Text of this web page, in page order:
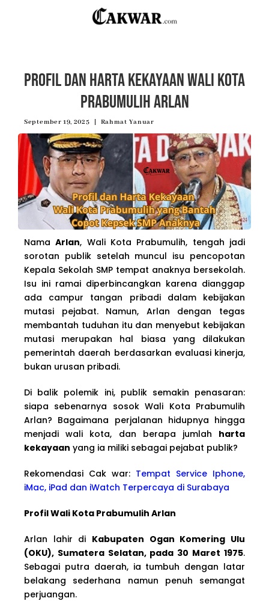
Profil dan Harta Kekayaan Wali Kota
Prabumulih Arlan
September 19, 2025 Rahmat Yanuar
NamaArlan, Wali Kota Prabumulih, tengah jadi
sorotan publik setelah muncul isu pencopotan
Kepala Sekolah SMP tempat anaknya bersekolah.
Isu ini ramai diperbincangkan karena dianggap
ada campur tangan pribadi dalam kebijakan
mutasi pejabat. Namun, Arlan dengan tegas
membantah tuduhan itu dan menyebut kebijakan
mutasi merupakan hal biasa yang dilakukan
pemerintah daerah berdasarkan evaluasi kinerja,
bukan urusan pribadi.
Di balik polemik ini, publik semakin penasaran:
siapa sebenarnya sosok Wali Kota Prabumulih
Arlan? Bagaimana perjalanan hidupnya hingga
menjadi wali kota, dan berapa jumlah harta
kekayaan yang ia miliki sebagai pejabat publik?
Rekomendasi Cak war: Tempat Service Iphone,
iMac, iPad dan iWatch Terpercaya di Surabaya
Profil Wali Kota Prabumulih Arlan
Arlan lahir di Kabupaten Ogan Komering Ulu
(OKU), Sumatera Selatan, pada 30 Maret 1975.
Sebagai putra daerah, ia tumbuh dengan latar
belakang sederhana namun penuh semangat
perjuangan.